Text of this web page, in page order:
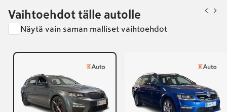
Vaihtoehdot tälle autolle
Näytä vain saman malliset vaihtoehdot